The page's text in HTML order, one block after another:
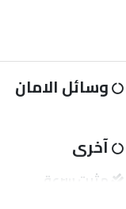
وسائل الامان
آخرى
مثبت سرعة